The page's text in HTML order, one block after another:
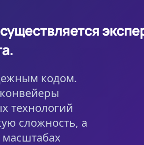
кодом.
технологий
сложность, а